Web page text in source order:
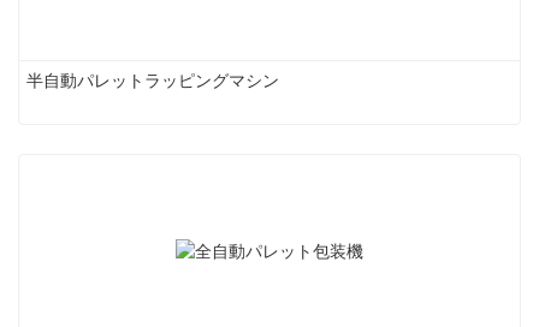
半自動パレットラッピングマシン